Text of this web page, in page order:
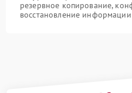
резервное копирование,
восстановление